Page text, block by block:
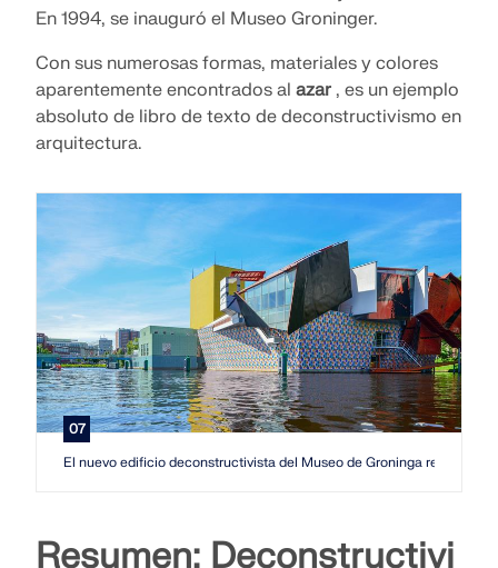
En 1994, se inauguró el Museo Groninger.
Con sus numerosas formas, materiales y colores
aparentemente encontrados al azar , es un ejemplo
absoluto de libro de texto de deconstructivismo en
arquitectura.
07
El nuevo edificio deconstructivista del Museo de Groninga
Resumen: Deconstructivi